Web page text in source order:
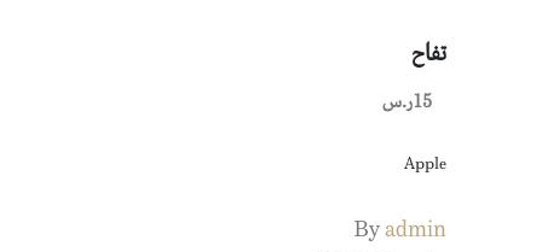
تفاح
15ر.س
Apple
Byadmin